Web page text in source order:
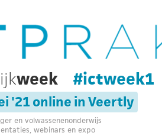
week #ictweek1
'21 online in Veertly
en volwassenenonderwijs
webinars en expo